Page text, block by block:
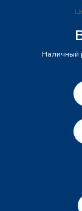
Наличный